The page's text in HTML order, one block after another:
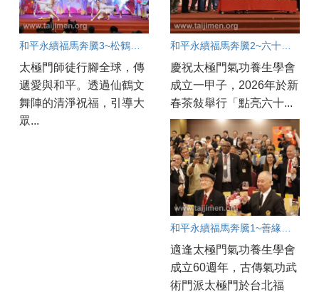
太極門師徒行腳全球，傳
遞愛與和平。透過仙鶴文
舞陣的清淨祝福，引導大
眾...
慶祝太極門氣功養生學會
成立一甲子，2026年於新
春茶敍舉行「點亮六十...
適逢太極門氣功養生學會
成立60週年，古傳氣功武
術門派太極門於台北福